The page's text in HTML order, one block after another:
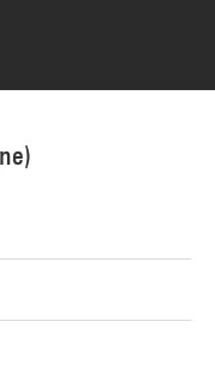
de Besançon - Mairie de